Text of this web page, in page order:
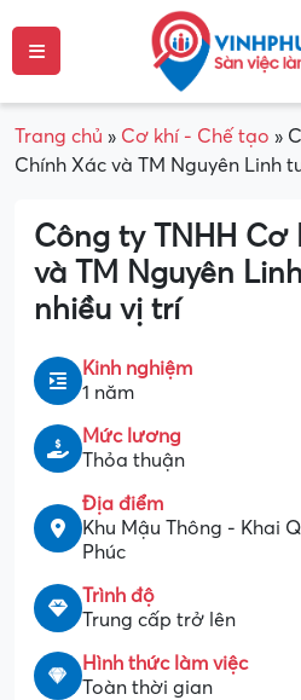
Trang chủ » Cơ khí - Chế tạo »
Chính Xác và TM Nguyên Linh
Công ty TNHH Cơ
và TM Nguyên
nhiều vị trí
Kinh nghiệm
1 năm
Mức lương
Thỏa thuận
Địa điểm
Khu Mậu Thông - Khai
Phúc
Trình độ
Trung cấp trở lên
Hình thức làm việc
Toàn thời gian